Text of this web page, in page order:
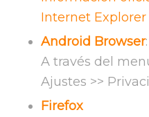
Internet Explorer
Android Browser:
A través del
Ajustes >>
Firefox